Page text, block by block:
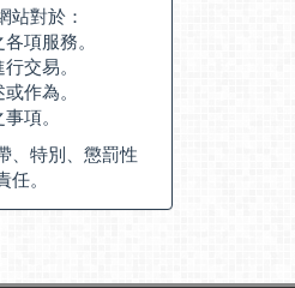
站對於：
項服務。
交易。
作為。
項。
、特別、懲罰性
。